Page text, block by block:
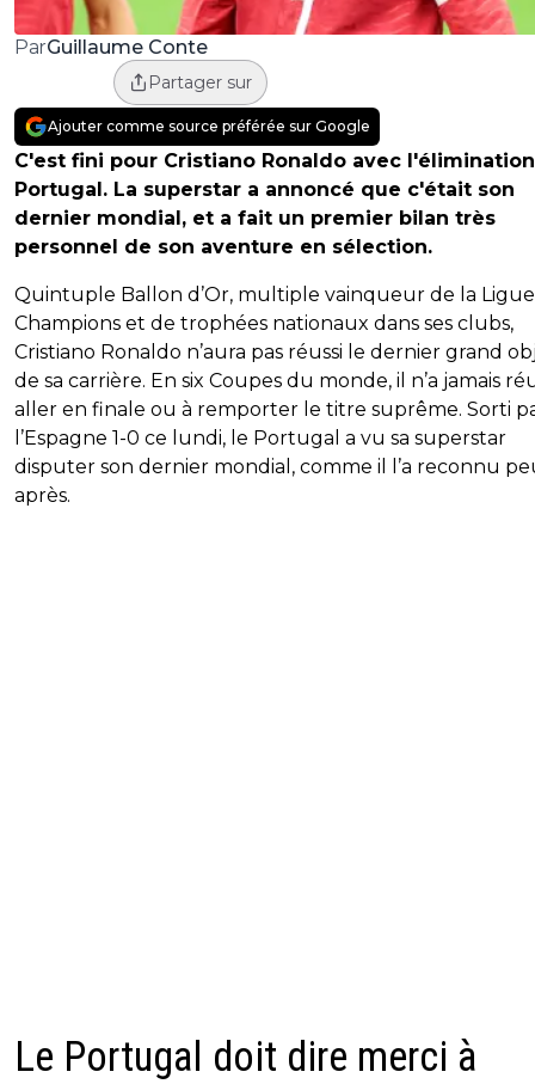
ParGuillaume Conte
Partager sur
Ajouter comme source préférée sur Google
C'est fini pour Cristiano Ronaldo avec
Portugal. La superstar a annoncé que c'était son
dernier mondial, et a fait un premier bilan très
personnel de son aventure en sélection.
Quintuple Ballon d’Or, multiple vainqueur de la
Champions et de trophées nationaux dans ses clubs,
Cristiano Ronaldo n’aura pas réussi le dernier grand
de sa carrière. En six Coupes du monde, il n’a jamais
aller en finale ou à remporter le titre suprême. Sorti
l’Espagne 1-0 ce lundi, le Portugal a vu sa superstar
disputer son dernier mondial, comme il l’a reconnu
après.
Le Portugal doit dire merci à